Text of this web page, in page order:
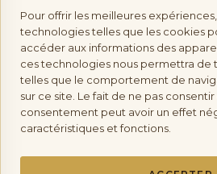
Pour offrir les meilleures
technologies telles que les cookies
accéder aux informations des
ces technologies nous permettra de
telles que le comportement de
sur ce site. Le fait de ne pas
consentement peut avoir un effet
caractéristiques et fonctions.
santé, à consommer avec modération.